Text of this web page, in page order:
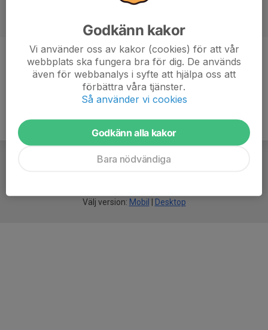
Titel Webbansvarig
Välj version: Mobil Desktop
Godkänn kakor
Vi använder oss av kakor (cookies) för att vår
webbplats ska fungera bra för dig. De används
även för webbanalys i syfte att hjälpa oss att
förbättra våra tjänster.
Så använder vi cookies
Godkänn alla kakor
Bara nödvändiga